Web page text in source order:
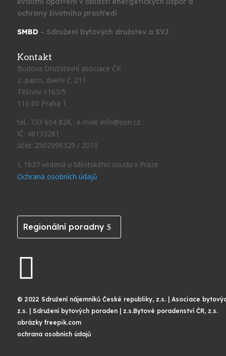
ochrany životního prostředí
SMBD – Sdružení bytových družstev a SVJ
Kontakt
Budova Družstevní asociace ČR
2. patro, dveře č. 211
Těšnov 1163/5
110 00 Praha 1
tel.: 733 604 828, e-mail: info@son.cz
IČ: 48133281
účet: 2502996329 / 2010
L 1637 vedená u Městského soudu v Praze
Ochrana osobních údajů
Regionální poradny

© 2022 Sdružení nájemníků České republiky, z.s. | Asociace
z.s. | Sdružení bytových poraden | z.s.Bytové poradenství ČR, z.s.
obrázky freepik.com
ochrana osobních údajů